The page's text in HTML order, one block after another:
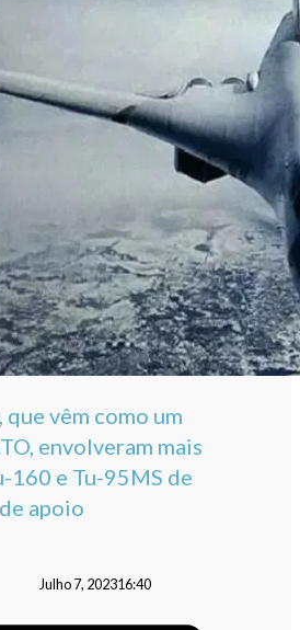
vêm como um
envolveram mais
160 e Tu-95MS de
apoio
Julho 7, 202316:40